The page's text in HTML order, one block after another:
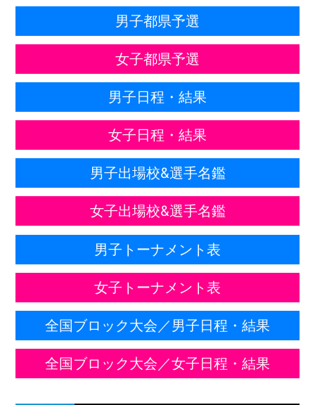
男子都県予選
女子都県予選
男子日程・結果
女子日程・結果
男子出場校&選手名鑑
女子出場校&選手名鑑
男子トーナメント表
女子トーナメント表
全国ブロック大会／男子日程・結果
全国ブロック大会／女子日程・結果